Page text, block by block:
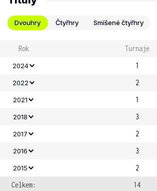
Dvouhry Čtyřhry Smíšené čtyřhry
Rok Turnaje
2024 1
2022 2
2021 1
2018 3
2017 2
2016 3
2015
2
Celkem:
14